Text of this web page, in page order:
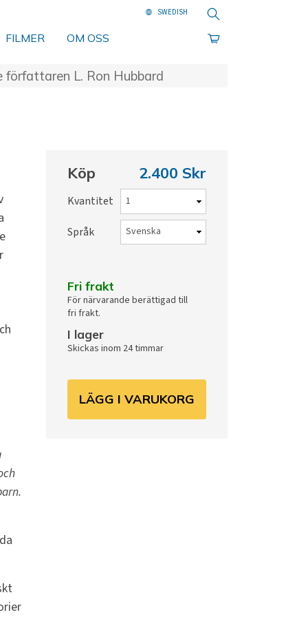
FILMER OM OSS
Sök
L. Ron Hubbard
Köp 2.400 Skr
Kvantitet
Språk
Fri frakt
För närvarande berättigad till
fri frakt.
I lager
Skickas inom 24 timmar
LÄGG I VARUKORG